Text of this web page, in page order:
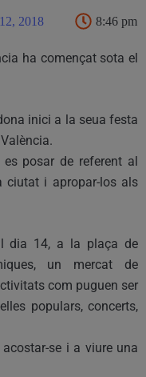
2018 8:46 pm
ha començat sota el
inici a la seua festa
es posar de referent al
ciutat i apropar-los als
dia 14, a la plaça de
un mercat de
com puguen ser
populars, concerts,
se i a viure una